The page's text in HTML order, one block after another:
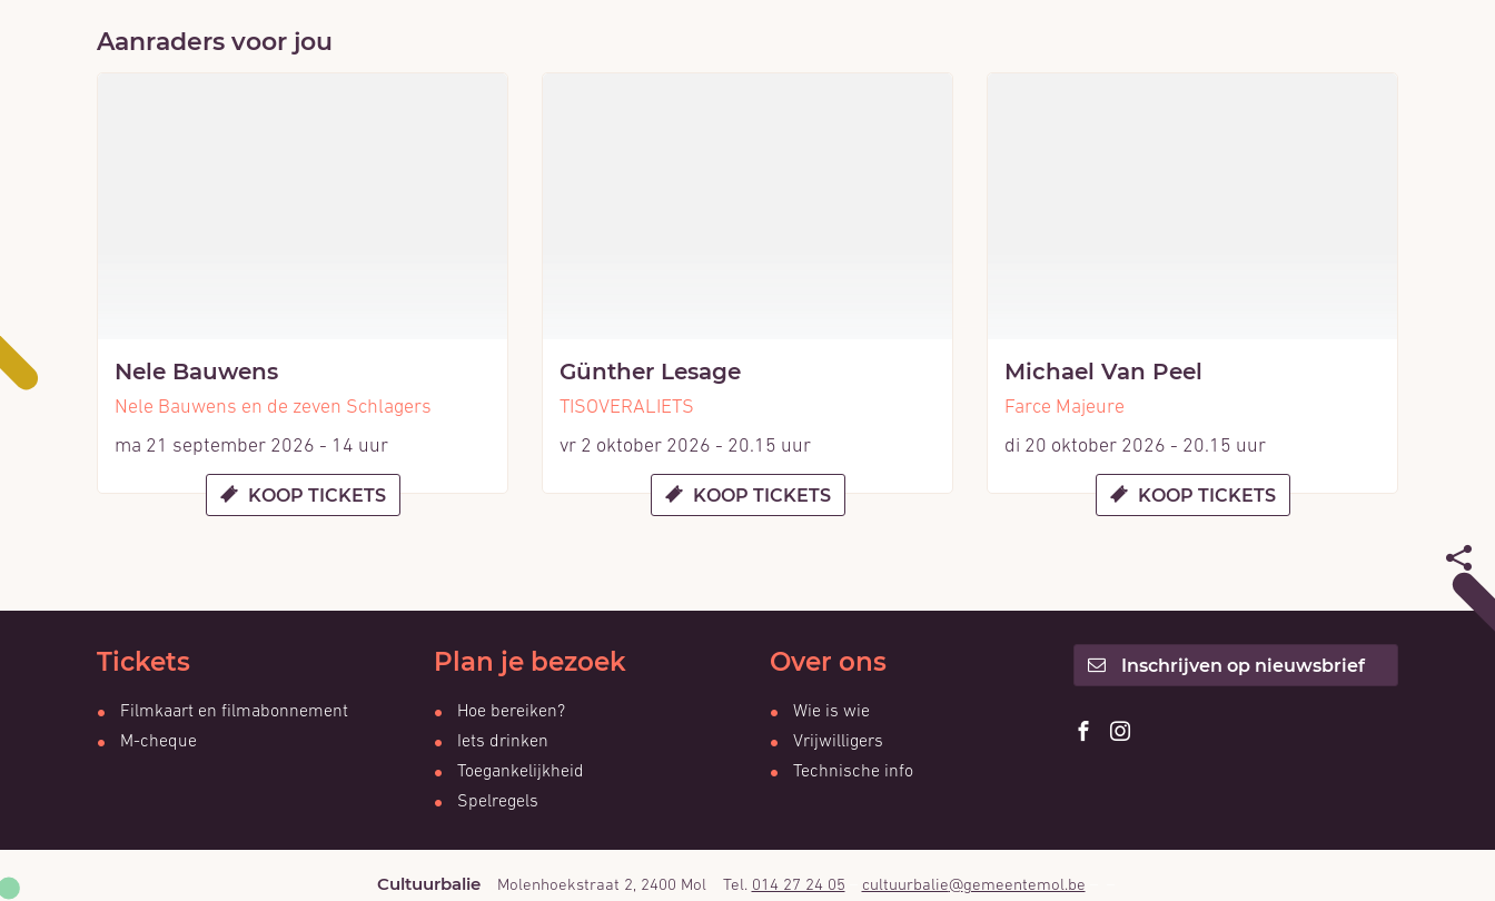
Aanraders voor jou
Nele Bauwens
Nele Bauwens en de zeven Schlagers
ma 21 september 2026 - 14 uur
KOOP TICKETS
Günther Lesage
TISOVERALIETS
vr 2 oktober 2026 - 20.15 uur
KOOP TICKETS
Michael Van Peel
Farce Majeure
di 20 oktober 2026 - 20.15 uur
KOOP TICKETS
Tickets
Filmkaart en filmabonnement
M-cheque
Plan je bezoek
Hoe bereiken?
Iets drinken
Toegankelijkheid
Spelregels
Over ons
Wie is wie
Vrijwilligers
Technische info
Inschrijven op nieuwsbrief
Cultuurbalie Adres
Molenhoekstraat 2 2400 Mol
Tel. 014 27 24 05
E- cultuurbalie@gemeentemol.be